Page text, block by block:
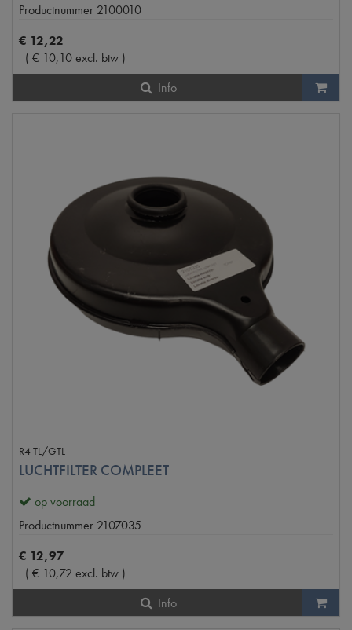
Productnummer 2100010
€ 12,22
( € 10,10excl. btw )
Info
R4 TL/GTL
LUCHTFILTER COMPLEET
op voorraad
Productnummer 2107035
€ 12,97
( € 10,72 excl. btw )
Info